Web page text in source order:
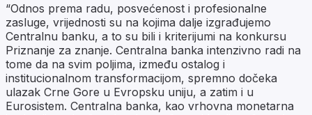
“Odnos prema radu, posvećenost i profesionalne
zasluge, vrijednosti su na kojima dalje izgrađujemo
Centralnu banku, a to su bili i kriterijumi na konkursu
Priznanje za znanje. Centralna banka intenzivno radi na
tome da na svim poljima, između ostalog i
institucionalnom transformacijom, spremno dočeka
ulazak Crne Gore u Evropsku uniju, a zatim i u
Eurosistem. Centralna banka, kao vrhovna monetarna